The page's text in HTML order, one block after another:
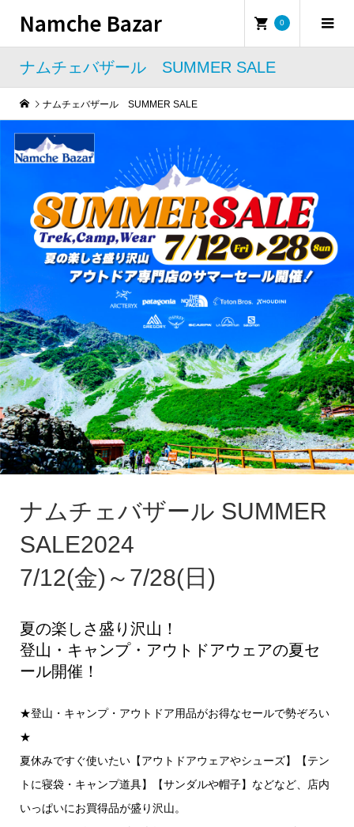
Namche Bazar 0
ナムチェバザール SUMMER SALE
ナムチェバザール SUMMER SALE
ナムチェバザール SUMMER
SALE2024
7/12(金)～7/28(日)
夏の楽しさ盛り沢山！
登山・キャンプ・アウトドアウェアの夏セ
ール開催！
★登山・キャンプ・アウトドア用品がお得なセールで勢ぞろい
★
夏休みですぐ使いたい【アウトドアウェアやシューズ】【テン
トに寝袋・キャンプ道具】【サンダルや帽子】などなど、店内
いっぱいにお買得品が盛り沢山。